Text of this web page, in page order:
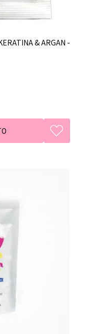
& ARGAN -